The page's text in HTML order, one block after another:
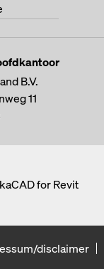
B.V.
11
for Revit
disclaimer